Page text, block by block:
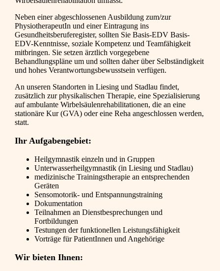
Neben einer abgeschlossenen Ausbildung zum/zur
PhysiotherapeutIn und einer Eintragung ins
Gesundheitsberuferegister, sollten Sie Basis-EDV Basis-
EDV-Kenntnisse, soziale Kompetenz und Teamfähigkeit
mitbringen. Sie setzen ärztlich vorgegebene
Behandlungspläne um und sollten daher über Selbständigkeit
und hohes Verantwortungsbewusstsein verfügen.
An unseren Standorten in Liesing und Stadlau findet,
zusätzlich zur physikalischen Therapie, eine Spezialisierung
auf ambulante Wirbelsäulenrehabilitationen, die an eine
stationäre Kur (GVA) oder eine Reha angeschlossen werden,
statt.
Ihr Aufgabengebiet:
Heilgymnastik einzeln und in Gruppen
Unterwasserheilgymnastik (in Liesing und Stadlau)
medizinische Trainingstherapie an entsprechenden
Geräten
Sensomotorik- und Entspannungstraining
Dokumentation
Teilnahmen an Dienstbesprechungen und
Fortbildungen
Testungen der funktionellen Leistungsfähigkeit
Vorträge für PatientInnen und Angehörige
Wir bieten Ihnen: